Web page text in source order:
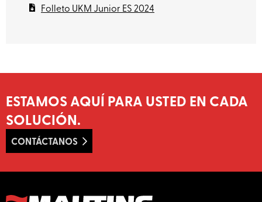
Folleto UKM Junior ES 2024
ESTAMOS AQUÍ PARA USTED EN CADA
SOLUCIÓN.
CONTÁCTANOS